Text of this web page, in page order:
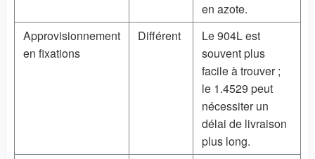
en azote.
Approvisionnement
en fixations
Différent
Le 904L est
souvent plus
facile à trouver ;
le 1.4529 peut
nécessiter un
délai de livraison
plus long.